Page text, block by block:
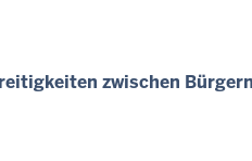
zwischen